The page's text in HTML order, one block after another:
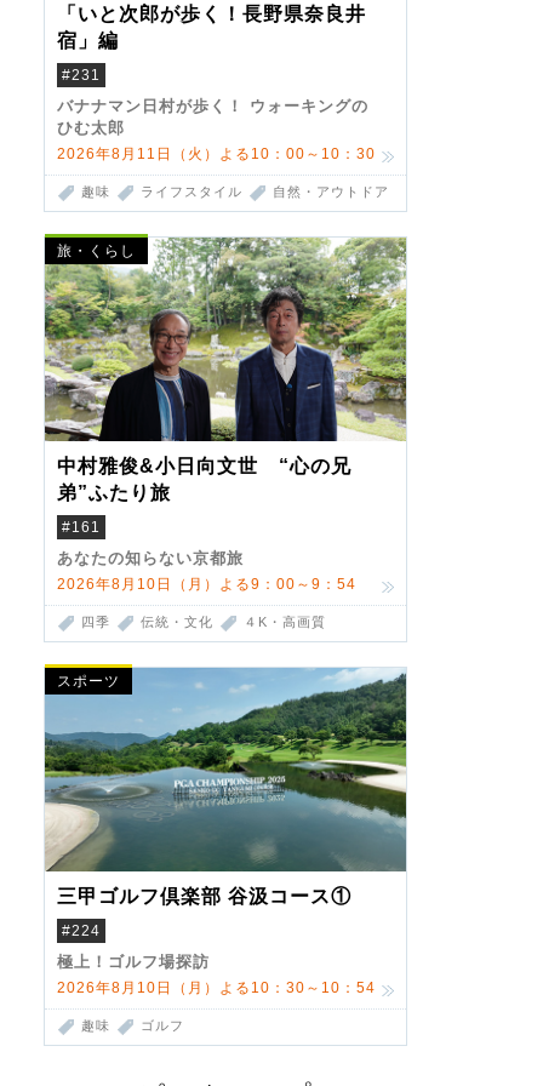
「いと次郎が歩く！長野県奈良井
宿」編
#231
バナナマン日村が歩く！ ウォーキングの
ひむ太郎
2026年8月11日（火）よる10：00～10：30
趣味 ライフスタイル 自然・アウトドア
旅・くらし
中村雅俊&小日向文世 “心の兄
弟”ふたり旅
#161
あなたの知らない京都旅
2026年8月10日（月）よる9：00～9：54
四季 伝統・文化 ４K・高画質
スポーツ
三甲ゴルフ倶楽部 谷汲コース①
#224
極上！ゴルフ場探訪
2026年8月10日（月）よる10：30～10：54
趣味 ゴルフ